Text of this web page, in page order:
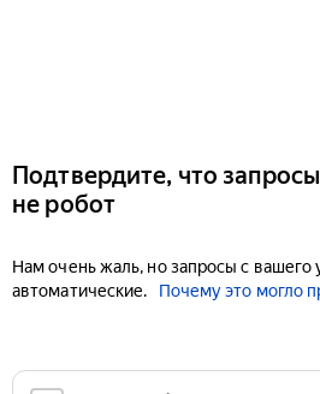
Подтвердите, что
не робот
Нам очень жаль, но запросы с вашего
автоматические.
Почему это могло